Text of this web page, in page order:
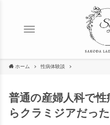
ホーム 性病体験談
普通の産婦人科で
らクラミジアだっ